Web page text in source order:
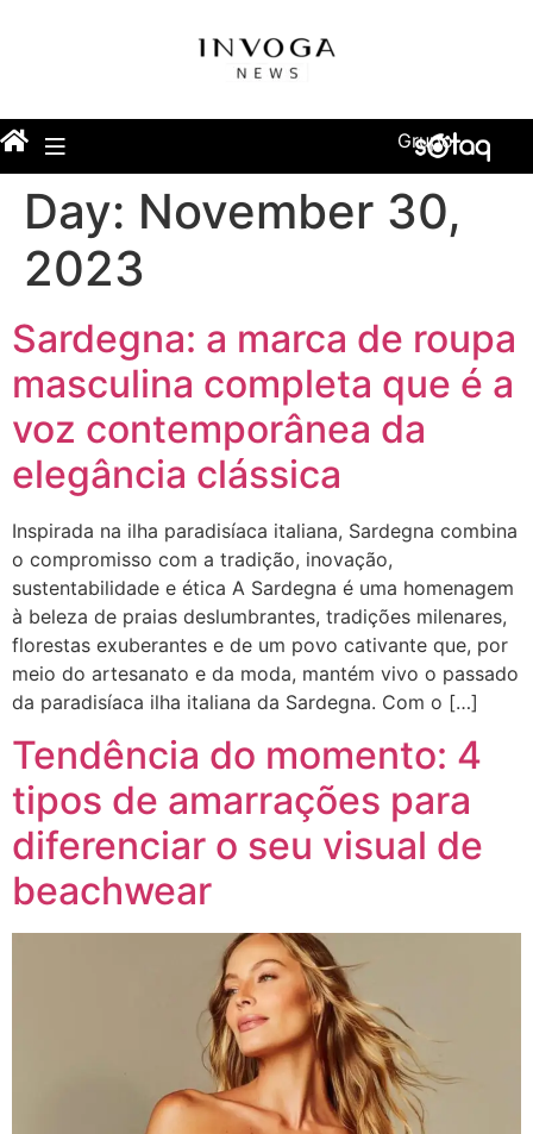
Grupo
Day: November 30,
2023
Sardegna: a marca de roupa
masculina completa que é a
voz contemporânea da
elegância clássica
Inspirada na ilha paradisíaca italiana, Sardegna combina
o compromisso com a tradição, inovação,
sustentabilidade e ética A Sardegna é uma homenagem
à beleza de praias deslumbrantes, tradições milenares,
florestas exuberantes e de um povo cativante que, por
meio do artesanato e da moda, mantém vivo o passado
da paradisíaca ilha italiana da Sardegna. Com o […]
Tendência do momento: 4
tipos de amarrações para
diferenciar o seu visual de
beachwear